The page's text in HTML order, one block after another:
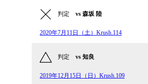
判定 vs 森坂 陸
2020年7月11日（土）Krush.114
判定 vs 知良
2019年12月15日（日）Krush.109